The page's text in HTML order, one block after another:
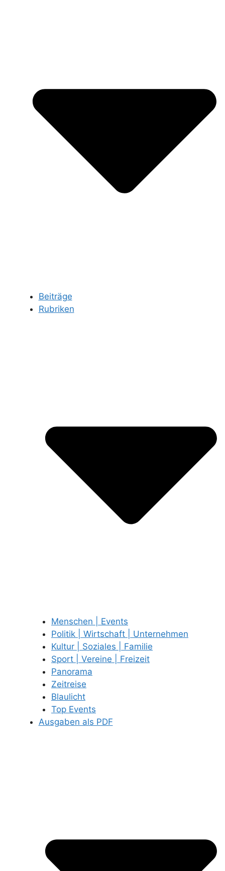
Beiträge
Rubriken
Menschen | Events
Politik | Wirtschaft | Unternehmen
Kultur | Soziales | Familie
Sport | Vereine | Freizeit
Panorama
Zeitreise
Blaulicht
Top Events
Ausgaben als PDF